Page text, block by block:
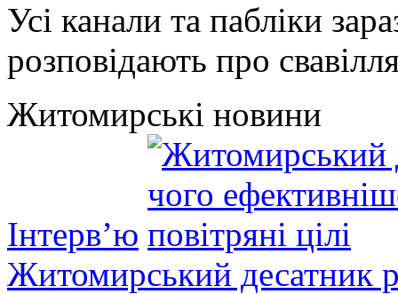
Усі канали та пабліки
розповідають про
Житомирські новини
Інтерв’ю
Житомирський десатник